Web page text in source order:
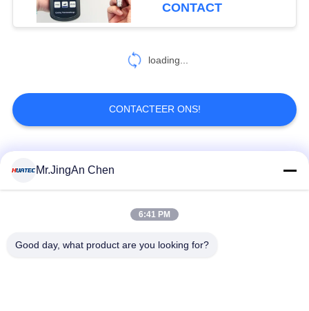
Wervelstroom het
38
Penetrantonderzoek
19
CONTACT
loading...
CONTACTEER ONS!
populaire categorieën
Ultrasoon diktemeter
Mr.JingAn Chen
6:41 PM
Good day, what product are you looking for?